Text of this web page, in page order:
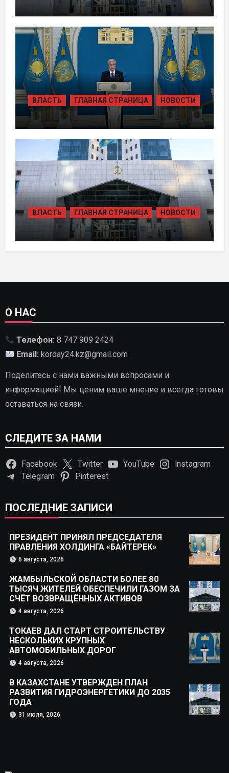
ЖАМБЫЛЬСКОЙ ОБЛАСТИ БОЛЕЕ 80
ТЫСЯЧ ЖИТЕЛЕЙ ОБЕСПЕЧИЛИ
ГАЗОМ ЗА СЧЁТ ВОЗВРАЩЁННЫХ
АКТИВОВ
ВЛАСТЬ ГЛАВНАЯ СТРАНИЦА НОВОСТИ
ТОКАЕВ ДАЛ СТАРТ
СТРОИТЕЛЬСТВУ НЕСКОЛЬКИХ
КРУПНЫХ АВТОМОБИЛЬНЫХ ДОРОГ
ВЛАСТЬ ГЛАВНАЯ СТРАНИЦА НОВОСТИ
В КАЗАХСТАНЕ УТВЕРЖДЕН ПЛАН
РАЗВИТИЯ ГИДРОЭНЕРГЕТИКИ ДО
О НАС
Телефон: 8 747 909 2424
Email: korday24.kz@gmail.com
Поделитесь с нами важными вопросами и
информацией! Мы ценим ваше мнение и всегда готовы
оставаться на связи.
СЛЕДИТЕ ЗА НАМИ
Facebook Twitter YouTube
Instagram
Telegram
Pinterest
ПОСЛЕДНИЕ ЗАПИСИ
ПРЕЗИДЕНТ ПРИНЯЛ ПРЕДСЕДАТЕЛЯ
ПРАВЛЕНИЯ ХОЛДИНГА «БАЙТЕРЕК»
6 августа, 2026
ЖАМБЫЛЬСКОЙ ОБЛАСТИ БОЛЕЕ 80
ТЫСЯЧ ЖИТЕЛЕЙ ОБЕСПЕЧИЛИ ГАЗОМ ЗА
СЧЁТ ВОЗВРАЩЁННЫХ АКТИВОВ
4 августа, 2026
ТОКАЕВ ДАЛ СТАРТ СТРОИТЕЛЬСТВУ
НЕСКОЛЬКИХ КРУПНЫХ
АВТОМОБИЛЬНЫХ ДОРОГ
4 августа, 2026
В КАЗАХСТАНЕ УТВЕРЖДЕН ПЛАН
РАЗВИТИЯ ГИДРОЭНЕРГЕТИКИ ДО 2035
ГОДА
31 июля, 2026